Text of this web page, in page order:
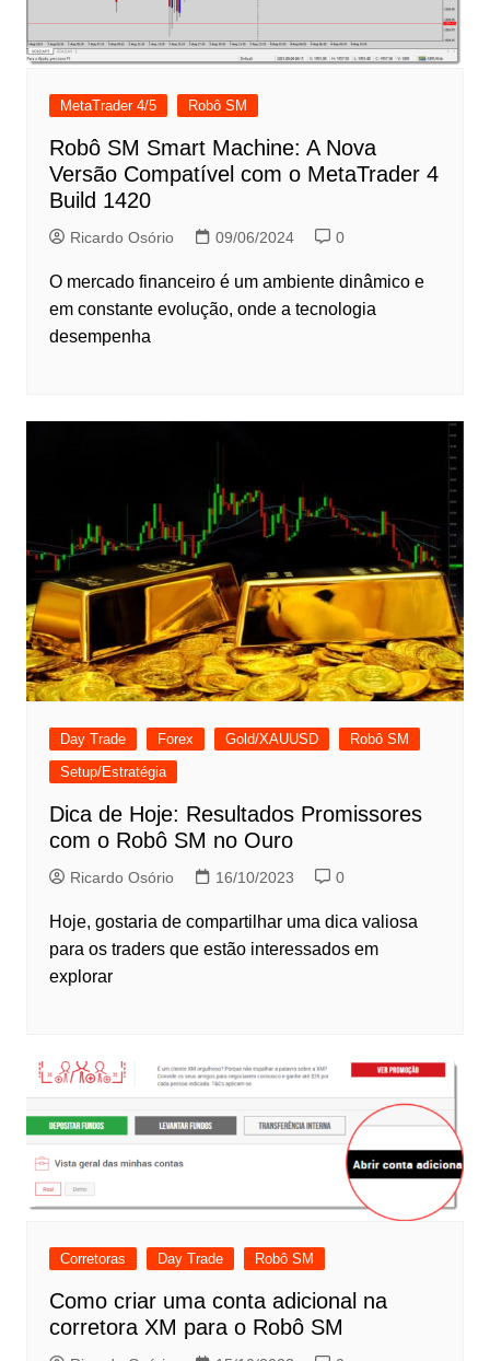
MetaTrader 4/5 Robô SM
Robô SM Smart Machine: A Nova
Versão Compatível com o MetaTrader 4
Build 1420
Ricardo Osório 09/06/2024 0
O mercado financeiro é um ambiente dinâmico e
em constante evolução, onde a tecnologia
desempenha
Day Trade Forex Gold/XAUUSD
Robô SM
Setup/Estratégia
Dica de Hoje: Resultados Promissores
com o Robô SM no Ouro
Ricardo Osório 16/10/2023 0
Hoje, gostaria de compartilhar uma dica valiosa
para os traders que estão interessados em
explorar
Corretoras Day Trade Robô SM
Como criar uma conta adicional na
corretora XM para o Robô SM